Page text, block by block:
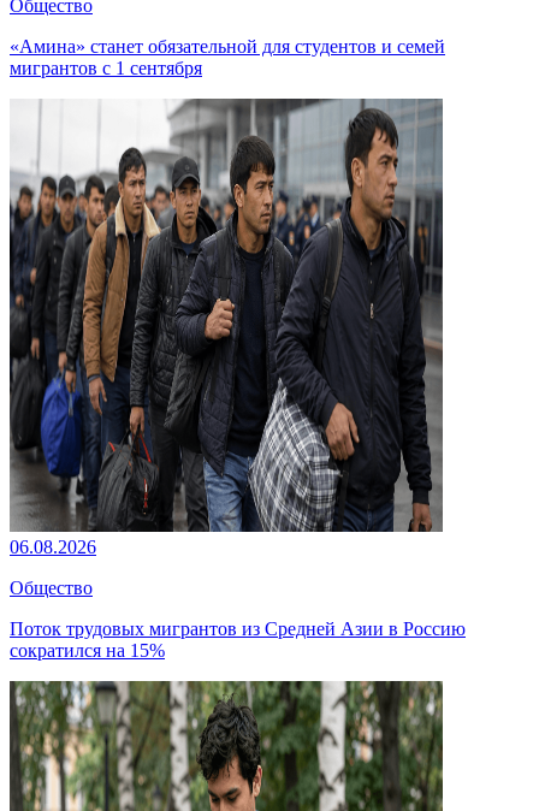
Общество
«Амина» станет обязательной для студентов и семей
мигрантов с 1 сентября
06.08.2026
Общество
Поток трудовых мигрантов из Средней Азии в Россию
сократился на 15%